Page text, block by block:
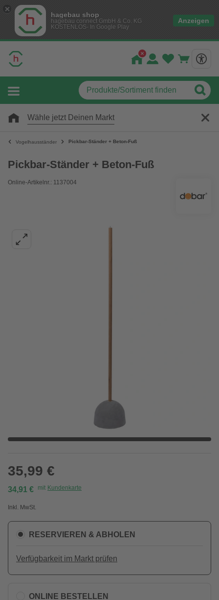
hagebau shop
hagebau connect GmbH & Co. KG
KOSTENLOS- In Google Play
Anzeigen
Wähle jetzt Deinen Markt
Vogelhausständer Pickbar-Ständer + Beton-Fuß
Pickbar-Ständer + Beton-Fuß
Online-Artikelnr.: 1137004
35,99 €
34,91 € mit Kundenkarte
Inkl. MwSt.
RESERVIEREN & ABHOLEN
Verfügbarkeit im Markt prüfen
ONLINE BESTELLEN